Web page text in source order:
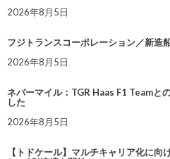
2026年8月5日
フジトランスコーポレーション／新造
2026年8月5日
ネバーマイル：TGR Haas F1 Teamと
した
2026年8月5日
【トドケール】マルチキャリア化に